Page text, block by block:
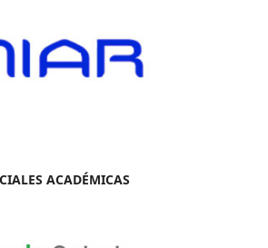
ACADÉMICAS